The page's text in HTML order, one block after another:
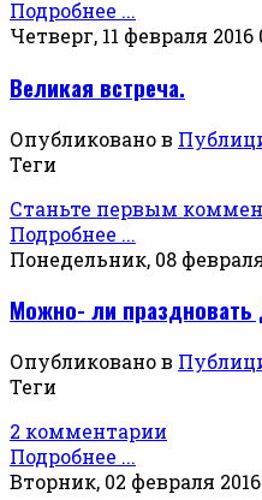
Подробнее ...
Четверг, 11 февраля 2016
Великая встреча.
Опубликовано в
Теги
Станьте первым
Подробнее ...
Понедельник, 08 февраля
Можно- ли
Опубликовано в
Теги
2 комментарии
Подробнее ...
Вторник, 02 февраля 2016